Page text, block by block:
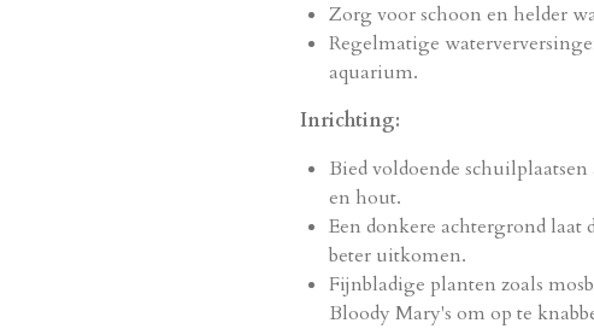
Zorg voor schoon en helder
Regelmatige
aquarium.
Inrichting:
Bied voldoende
en hout.
Een donkere achtergrond laat
beter uitkomen.
Fijnbladige planten zoals
Bloody Mary's om op te